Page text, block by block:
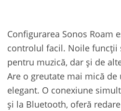
Configurarea Sonos Roam
controlul facil. Noile funcții
pentru muzică, dar și de
Are o greutate mai mică
elegant. O conexiune
și la Bluetooth, oferă